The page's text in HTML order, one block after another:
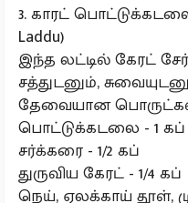
3. காரட் பொட்டுக்கடலை
Laddu)
இந்த லட்டில் கேரட்
சத்துடனும்,
தேவையான
பொட்டுக்கடலை - 1 கப்
சர்க்கரை - 1/2 கப்
துருவிய கேரட் - 1/4 கப்
நெய், ஏலக்காய் தூள்,